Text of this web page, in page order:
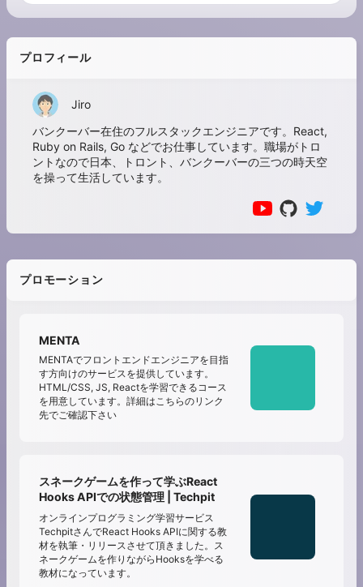
プロフィール
Jiro
バンクーバー在住のフルスタックエンジニアです。React,
Ruby on Rails, Go などでお仕事しています。職場がトロ
ントなので日本、トロント、バンクーバーの三つの時天空
を操って生活しています。
プロモーション
MENTA
MENTAでフロントエンドエンジニアを目指
す方向けのサービスを提供しています。
HTML/CSS, JS, Reactを学習できるコース
を用意しています。詳細はこちらのリンク
先でご確認下さい
スネークゲームを作って学ぶReact
Hooks APIでの状態管理 | Techpit
オンラインプログラミング学習サービス
TechpitさんでReact Hooks APIに関する教
材を執筆・リリースさせて頂きました。ス
ネークゲームを作りながらHooksを学べる
教材になっています。